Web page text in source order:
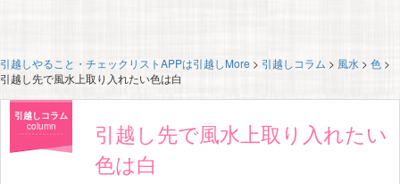
引越しやること・チェックリストAPPは引越しMore > 引越しコラム > 風水 > 色 >
引越し先で風水上取り入れたい色は白
引越しコラム
column
引越し先で風水上取り入れたい
色は白